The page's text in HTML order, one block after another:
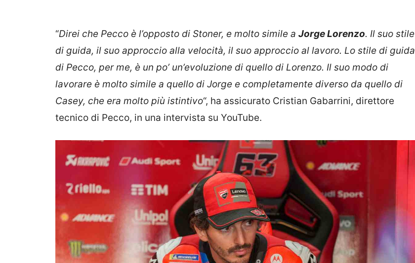
“Direi che Pecco è l’opposto di Stoner, e molto simile a Jorge Lorenzo. Il suo stile
di guida, il suo approccio alla velocità, il suo approccio al lavoro. Lo stile di guida
di Pecco, per me, è un po’ un’evoluzione di quello di Lorenzo. Il suo modo di
lavorare è molto simile a quello di Jorge e completamente diverso da quello di
Casey, che era molto più istintivo“, ha assicurato Cristian Gabarrini, direttore
tecnico di Pecco, in una intervista su YouTube.